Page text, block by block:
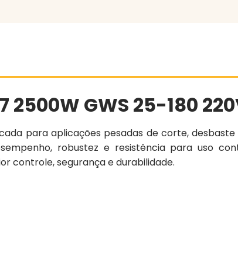
GWS 25-180
para aplicações pesadas de corte,
robustez e resistência para uso
controle, segurança e durabilidade.